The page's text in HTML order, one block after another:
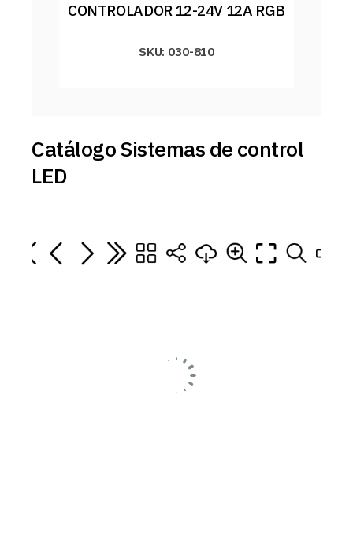
CONTROLADOR 12-24V 12A RGB
SKU: 030-810
Catálogo Sistemas de control
LED